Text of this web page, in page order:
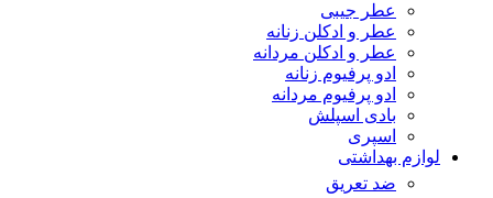
عطر جیبی
عطر و ادکلن زنانه
عطر و ادکلن مردانه
ادو پرفیوم زنانه
ادو پرفیوم مردانه
بادی اسپلش
اسپری
لوازم بهداشتی
ضد تعریق